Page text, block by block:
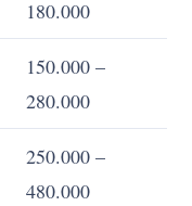
180.000
150.000 –
280.000
250.000 –
480.000